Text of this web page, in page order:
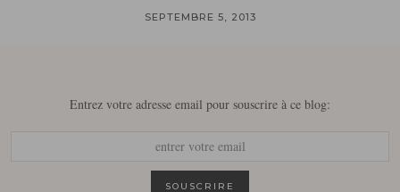
SEPTEMBRE 5, 2013
Entrez votre adresse email pour souscrire à ce blog: